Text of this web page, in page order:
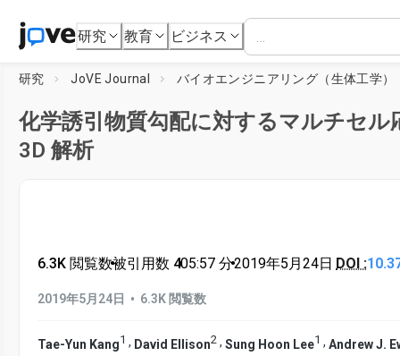
研究 教育 ビジネス
研究 JoVE Journal バイオエンジニアリング（生体工学）
化学誘引物質勾配に対するマルチセル
3D 解析
6.3K 閲覧数•被引用数 4•05:57 分•2019年5月24日 DOI :
2019年5月24日 • 6.3K 閲覧数
Tae-Yun Kang1 , David Ellison2 , Sung Hoon Lee1 , Andrew J.